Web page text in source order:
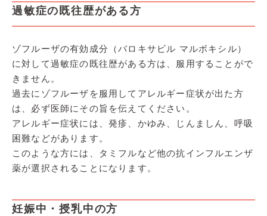
過敏症の既往歴がある方
ゾフルーザの有効成分（バロキサビル マルボキシル）
に対して過敏症の既往歴がある方は、服用することがで
きません。
過去にゾフルーザを服用してアレルギー症状が出た方
は、必ず医師にその旨を伝えてください。
アレルギー症状には、発疹、かゆみ、じんましん、呼吸
困難などがあります。
このような方には、タミフルなど他の抗インフルエンザ
薬が選択されることになります。
妊娠中・授乳中の方